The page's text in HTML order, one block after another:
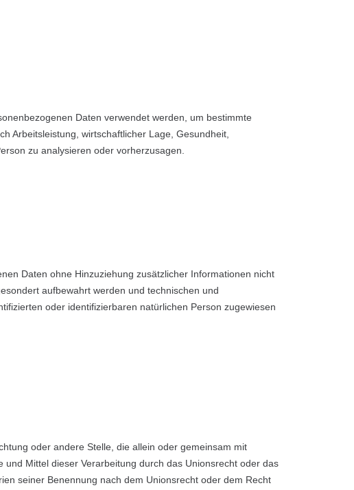
Daten verwendet werden, um bestimmte
Arbeitsleistung, wirtschaftlicher Lage, Gesundheit,
zu analysieren oder vorherzusagen.
Daten ohne Hinzuziehung zusätzlicher Informationen nicht
aufbewahrt werden und technischen und
oder identifizierbaren natürlichen Person zugewiesen
oder andere Stelle, die allein oder gemeinsam mit
Mittel dieser Verarbeitung durch das Unionsrecht oder das
seiner Benennung nach dem Unionsrecht oder dem Recht